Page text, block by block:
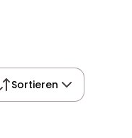
Sortieren